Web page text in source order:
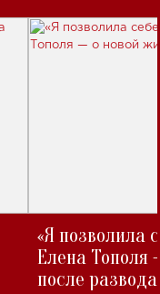
«Я позволила
Елена Тополя
после развода